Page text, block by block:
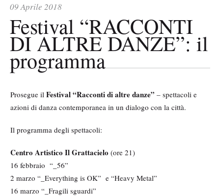
09 Aprile 2018
Festival “RACCONTI
DI ALTRE DANZE”: il
programma
Prosegue il Festival “Racconti di altre danze” – spettacoli e
azioni di danza contemporanea in un dialogo con la città.
Il programma degli spettacoli:
Centro Artistico Il Grattacielo (ore 21)
16 febbraio “_56”
2 marzo “_Everything is OK” e “Heavy Metal”
16 marzo “_Fragili sguardi”